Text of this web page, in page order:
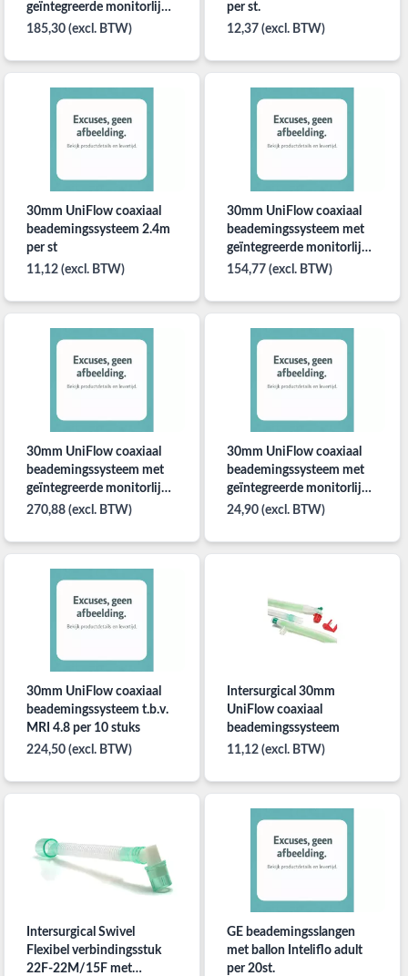
geïntegreerde monitorlijn
1.6m 12 stuks
185,30 (excl. BTW)
per st.
12,37 (excl. BTW)
30mm UniFlow coaxiaal
beademingssysteem 2.4m
per st
11,12 (excl. BTW)
30mm UniFlow coaxiaal
beademingssysteem met
geïntegreerde monitorlijn
2.4m 10 stuks
154,77 (excl. BTW)
30mm UniFlow coaxiaal
beademingssysteem met
geïntegreerde monitorlijn
3.2m 10 stuks
270,88 (excl. BTW)
30mm UniFlow coaxiaal
beademingssysteem met
geïntegreerde monitorlijn
per stuk.
24,90 (excl. BTW)
30mm UniFlow coaxiaal
beademingssysteem t.b.v.
MRI 4.8 per 10 stuks
224,50 (excl. BTW)
Intersurgical 30mm
UniFlow coaxiaal
beademingssysteem
11,12 (excl. BTW)
Intersurgical Swivel
Flexibel verbindingsstuk
22F-22M/15F met
GE beademingsslangen
met ballon Inteliflo adult
per 20st.